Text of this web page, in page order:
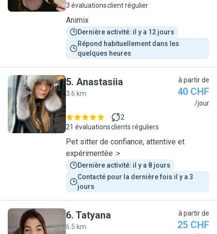
3 évaluationsclient régulier
Animix
Dernière activité: il y a 12 jours
Répond habituellement dans les
quelques heures
A
5. Anastasiia
3.6 km
à partir de
40 CHF
/jour
21 évaluations
2
clients réguliers
Pet sitter de confiance, attentive et
expérimentée :>
Dernière activité: il y a 8 jours
Contacté pour la dernière fois il y a 3
jours
6. Tatyana
6.5 km
à partir de
25 CHF